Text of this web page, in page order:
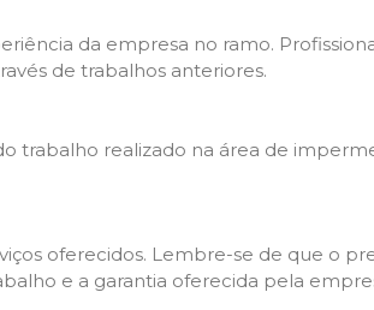
da empresa no ramo.
de trabalhos anteriores.
trabalho realizado na área de
oferecidos. Lembre-se de que o
e a garantia oferecida pela